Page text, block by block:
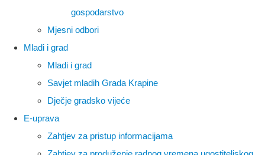
gospodarstvo
Mjesni odbori
Mladi i grad
Mladi i grad
Savjet mladih Grada Krapine
Dječje gradsko vijeće
E-uprava
Zahtjev za pristup informacijama